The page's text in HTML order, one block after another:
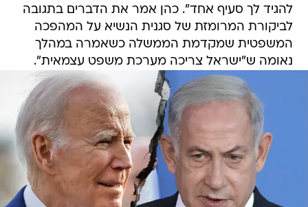
המשפטית שמקדמת הממשלה כשאמרה במהלך
נאומה ש"ישראל צריכה מערכת משפט עצמאית".